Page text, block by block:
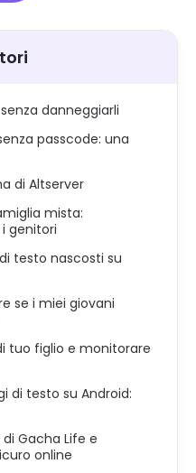
danneggiarli
passcode: una
di Altserver
mista:
genitori
testo nascosti su
se i miei giovani
tuo figlio e monitorare
di testo su Android:
Gacha Life e
online